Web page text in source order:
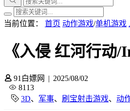
当前位置： 首页 动作游戏/单机游戏
《入侵 红河行动
91白嫖网 | 2025/08/02
8113
3D、 军事、 刷宝射击游戏、 动